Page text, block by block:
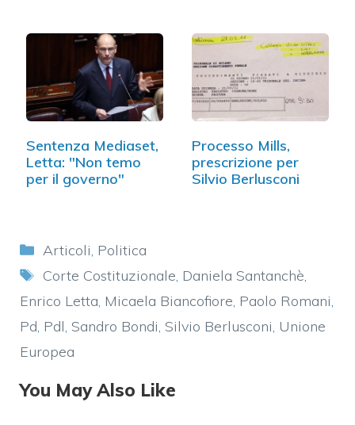
Sentenza Mediaset,
Letta: "Non temo
per il governo"
Processo Mills,
prescrizione per
Silvio Berlusconi
Categorie
Articoli, Politica
Tag
Corte Costituzionale, Daniela Santanchè,
Enrico Letta, Micaela Biancofiore, Paolo Romani,
Pd, Pdl, Sandro Bondi, Silvio Berlusconi, Unione
Europea
You May Also Like